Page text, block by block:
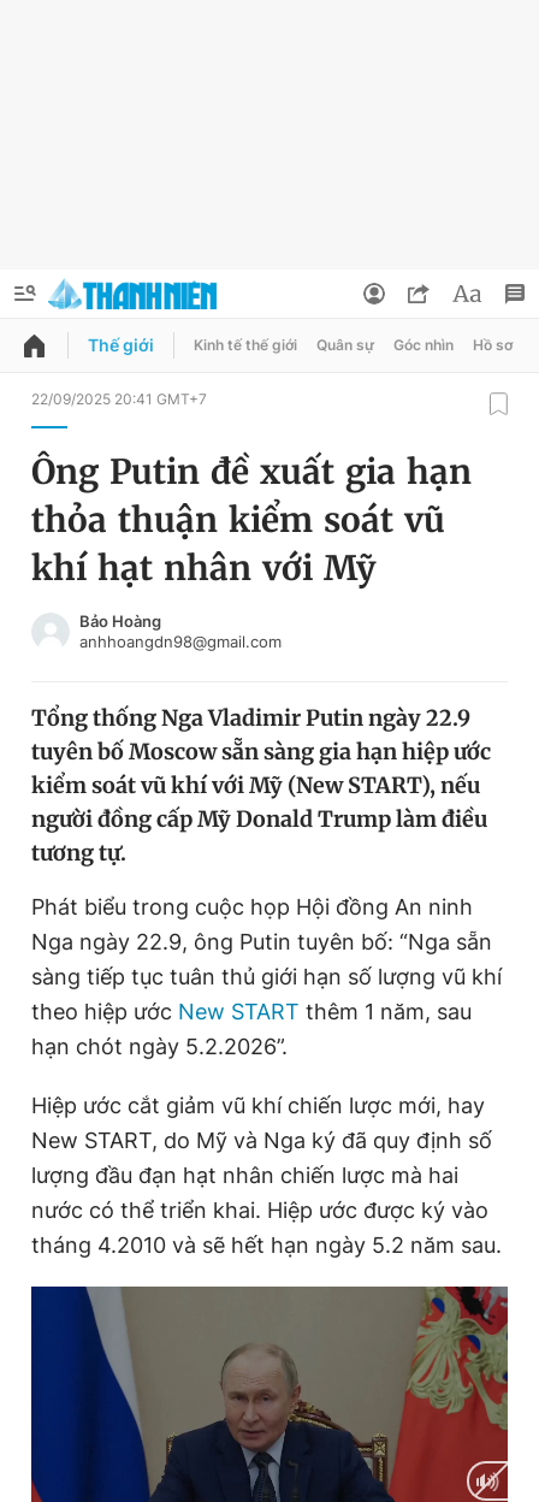
QUẢNG CÁO
Chuyên mục
Chuyên mục khác
Chào ngày mới
Video Magazine
Sản phẩm khác
Tiện ích Bạn cần biết
Thông tin tòa soạn Liên hệ quảng cáo
Đọc Thanh Niên trên điện thoại
Theo dõi báo trên
0906 645 777
Liên hệ quảng cáo
0908 780 404
Quảng cáo RSS Tòa soạn Chính sách bảo
Đổi mật khẩu
Tin đã lưu
Tin đã xem
Đăng xuất
Thế giới Kinh tế thế giới Quân sự Góc nhìn Hồ sơ
22/09/2025 20:41 GMT+7
Ông Putin đề xuất gia hạn
thỏa thuận kiểm soát vũ
khí hạt nhân với Mỹ
Bảo Hoàng
anhhoangdn98@gmail.com
Tổng thống Nga Vladimir Putin ngày 22.9
tuyên bố Moscow sẵn sàng gia hạn hiệp ước
kiểm soát vũ khí với Mỹ (New START), nếu
người đồng cấp Mỹ Donald Trump làm điều
tương tự.
Phát biểu trong cuộc họp Hội đồng An ninh
Nga ngày 22.9, ông Putin tuyên bố: “Nga sẵn
sàng tiếp tục tuân thủ giới hạn số lượng vũ khí
theo hiệp ước New START thêm 1 năm, sau
hạn chót ngày 5.2.2026”.
Hiệp ước cắt giảm vũ khí chiến lược mới, hay
New START, do Mỹ và Nga ký đã quy định số
lượng đầu đạn hạt nhân chiến lược mà hai
nước có thể triển khai. Hiệp ước được ký vào
tháng 4.2010 và sẽ hết hạn ngày 5.2 năm sau.